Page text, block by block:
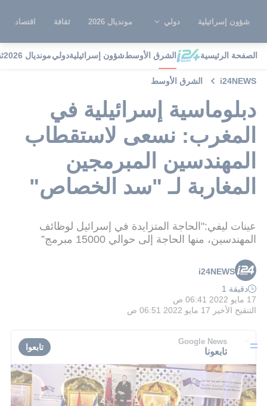
شؤون إسرائيلية دولي مونديال 2026 ثقافة اقتصاد
الصفحة الرئيسية الشرق الأوسطشؤون إسرائيليةدوليمونديال 2026
i24NEWS الشرق الأوسط
دبلوماسية إسرائيلية في
المغرب: نسعى لاستقطاب
المهندسين المبرمجين
المغاربة لـ "سد الخصاص"
عينات ليفي:"الحاجة المتزايدة في إسرائيل لوظائف
المهندسين، منها الحاجة إلى حوالي 15000 مبرمج”
i24NEWS
دقيقة 1
17 مايو 2022 06:41 ص
التنقيح الأخير 17 مايو 2022 06:51 ص
Google News
تابعونا تابعوا